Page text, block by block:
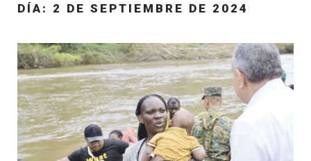
DÍA: 2 DE SEPTIEMBRE DE 2024